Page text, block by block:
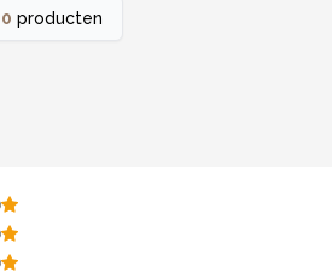
0 producten